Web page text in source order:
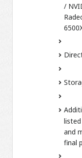
/
and
final